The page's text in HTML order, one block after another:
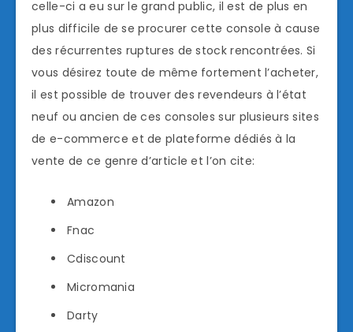
celle-ci a eu sur le grand public, il est de plus en
plus difficile de se procurer cette console à cause
des récurrentes ruptures de stock rencontrées. Si
vous désirez toute de même fortement l’acheter,
il est possible de trouver des revendeurs à l’état
neuf ou ancien de ces consoles sur plusieurs sites
de e-commerce et de plateforme dédiés à la
vente de ce genre d’article et l’on cite:
Amazon
Fnac
Cdiscount
Micromania
Darty